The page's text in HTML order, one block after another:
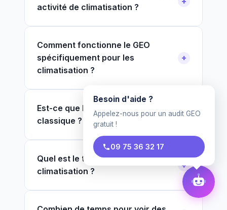
activité de climatisation ?
Comment fonctionne le GEO
spécifiquement pour les
climatisation ?
Est-ce que le GEO remplace le SEO
classique ?
Quel est le tarif pour un
climatisation ?
Besoin d'aide ?
Appelez-nous pour un audit GEO
gratuit !
09 75 36 32 17